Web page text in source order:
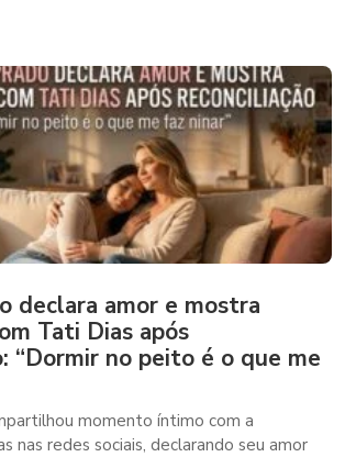
declara amor e mostra
Tati Dias após
“Dormir no peito é o que me
momento íntimo com a
nas redes sociais, declarando seu amor